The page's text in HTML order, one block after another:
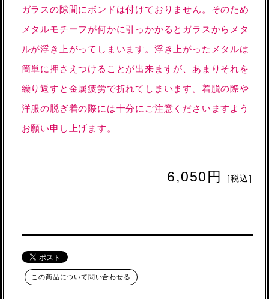
ガラスの隙間にボンドは付けておりません。そのため
メタルモチーフが何かに引っかかるとガラスからメタ
ルが浮き上がってしまいます。浮き上がったメタルは
簡単に押さえつけることが出来ますが、あまりそれを
繰り返すと金属疲労で折れてしまいます。着脱の際や
洋服の脱ぎ着の際には十分にご注意くださいますよう
お願い申し上げます。
6,050円 [税込]
この商品について問い合わせる